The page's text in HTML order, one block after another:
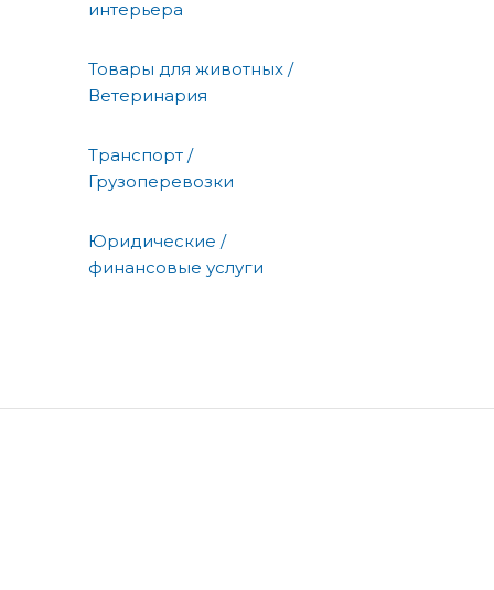
интерьера
Товары для животных /
Ветеринария
Транспорт /
Грузоперевозки
Юридические /
финансовые услуги